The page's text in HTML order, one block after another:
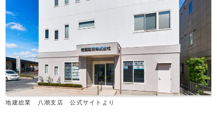
地建総業 八潮支店 公式サイトより